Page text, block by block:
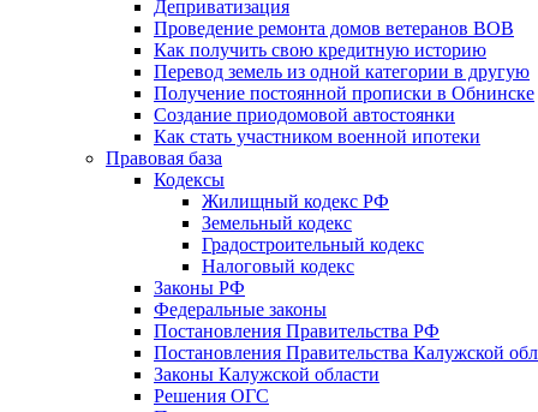
Деприватизация
Проведение ремонта домов ветеранов ВОВ
Как получить свою кредитную историю
Перевод земель из одной категории в другую
Получение постоянной прописки в Обнинске
Создание приодомовой автостоянки
Как стать участником военной ипотеки
Правовая база
Кодексы
Жилищный кодекс РФ
Земельный кодекс
Градостроительный кодекс
Налоговый кодекс
Законы РФ
Федеральные законы
Постановления Правительства РФ
Постановления Правительства Калужской
Законы Калужской области
Решения ОГС